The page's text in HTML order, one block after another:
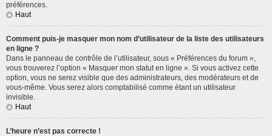
préférences.
Haut
Comment puis-je masquer mon nom d’utilisateur de la liste des utilisateurs
en ligne ?
Dans le panneau de contrôle de l’utilisateur, sous « Préférences du forum »,
vous trouverez l’option « Masquer mon statut en ligne ». Si vous activez cette
option, vous ne serez visible que des administrateurs, des modérateurs et de
vous-même. Vous serez alors comptabilisé comme étant un utilisateur
invisible.
Haut
L’heure n’est pas correcte !